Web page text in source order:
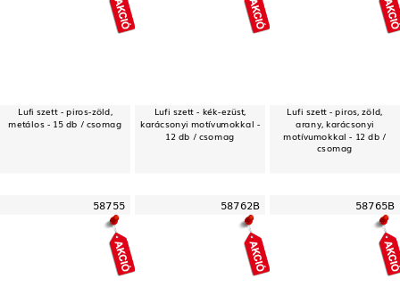
Lufi szett - piros-zöld,
metálos - 15 db / csomag
Lufi szett - kék-ezüst,
karácsonyi motívumokkal -
12 db / csomag
Lufi szett - piros, zöld,
arany, karácsonyi
motívumokkal - 12 db /
csomag
58755 58762B 58765B